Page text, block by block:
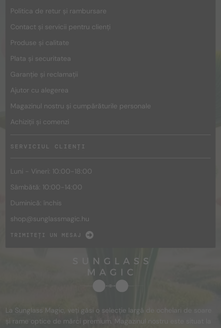
Politica de retur și rambursare
Contact și servicii pentru clienți
Produse și calitate
Plata și securitatea
Garanție și reclamații
Ajutor cu alegerea
Magazinul nostru și cumpărăturile personale
Achiziții și comenzi
SERVICIUL CLIENȚI
Luni - Vineri: 10:00-18:00
Sâmbătă: 10:00-14:00
Duminică: închis
shop@sunglassmagic.hu
TRIMITEȚI UN MESAJ
La Sunglass Magic, veți găsi o selecție largă de ochelari de soare
și rame optice de mărci premium. Magazinul nostru este situat la